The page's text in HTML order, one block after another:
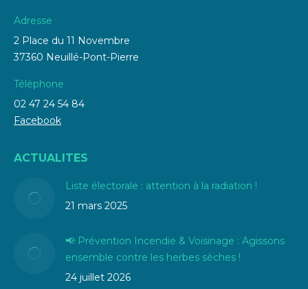
Adresse
2 Place du 11 Novembre
37360 Neuillé-Pont-Pierre
Téléphone
02 47 24 54 84
Facebook
ACTUALITES
Liste électorale : attention à la radiation !
21 mars 2025
📢 Prévention Incendie & Voisinage : Agissons
ensemble contre les herbes sèches !
24 juillet 2026